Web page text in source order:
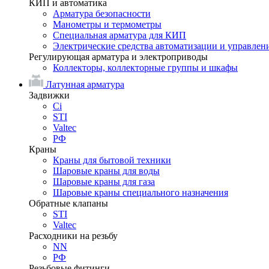
КИП и автоматика
Арматура безопасности
Манометры и термометры
Специальная арматура для КИП
Электрические средства автоматизации и
Регулирующая арматура и электроприводы
Коллекторы, коллекторные группы и шкафы
Латунная арматура
Задвижки
Ci
STI
Valtec
РФ
Краны
Краны для бытовой техники
Шаровые краны для воды
Шаровые краны для газа
Шаровые краны специального назначения
Обратные клапаны
STI
Valtec
Расходники на резьбу
NN
РФ